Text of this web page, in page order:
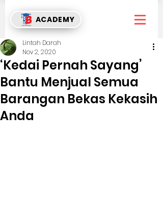
ACADEMY
‘Kedai Pernah Sayang’
Bantu Menjual Semua
Barangan Bekas Kekasih
Anda
Lintah Darah
Nov 2, 2020